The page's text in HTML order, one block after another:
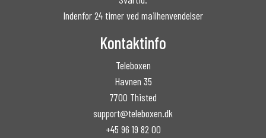
Indenfor 24 timer ved mailhenvendelser
Kontaktinfo
Teleboxen
Havnen 35
7700 Thisted
support@teleboxen.dk
+45 96 19 82 00